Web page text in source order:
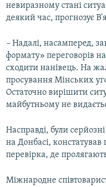
невиразному стані
деякий час, прогнозує
– Надалі, насамперед,
формату» ​переговорів
сходити нанівець. На
просування Мінських
Остаточно вирішити
майбутньому не
Насправді, були
на Донбасі, констатував
перевірка, де
Міжнародне